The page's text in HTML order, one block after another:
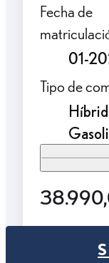
Fecha de
01-
Tipo de